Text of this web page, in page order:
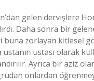
gelen dervişlere
Daha sonra bir
zorlayan kitlesel
ustası olarak
Ayrıca bir aziz
onlardan